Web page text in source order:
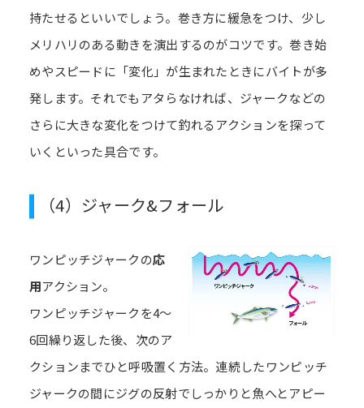
持たせるといいでしょう。巻き方に緩急をつけ、少し
メリハリのある動きを演出するのがコツです。巻き始
めやスピードに「変化」が生まれたときにバイトが多
発します。それでもアタらなければ、ジャークなどの
さらに大きな変化をつけて釣れるアクションを探って
いくといった具合です。
（4）ジャーク&フォール
ワンピッチジャークの応
用アクション。
ワンピッチジャークを4～
6回繰り返した後、次のア
クションまでひと呼吸置く方法。連続したワンピッチ
ジャークの間にジグの反射でしっかりと魚へとアピー